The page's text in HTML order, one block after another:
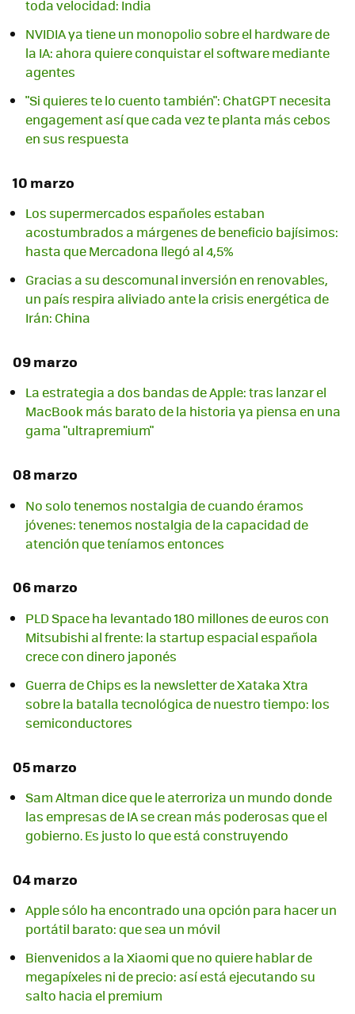
toda velocidad: India
NVIDIA ya tiene un monopolio sobre el hardware de
la IA: ahora quiere conquistar el software mediante
agentes
"Si quieres te lo cuento también": ChatGPT necesita
engagement así que cada vez te planta más cebos
en sus respuesta
10 marzo
Los supermercados españoles estaban
acostumbrados a márgenes de beneficio bajísimos:
hasta que Mercadona llegó al 4,5%
Gracias a su descomunal inversión en renovables,
un país respira aliviado ante la crisis energética de
Irán: China
09 marzo
La estrategia a dos bandas de Apple: tras lanzar el
MacBook más barato de la historia ya piensa en una
gama "ultrapremium"
08 marzo
No solo tenemos nostalgia de cuando éramos
jóvenes: tenemos nostalgia de la capacidad de
atención que teníamos entonces
06 marzo
PLD Space ha levantado 180 millones de euros con
Mitsubishi al frente: la startup espacial española
crece con dinero japonés
Guerra de Chips es la newsletter de Xataka Xtra
sobre la batalla tecnológica de nuestro tiempo: los
semiconductores
05 marzo
Sam Altman dice que le aterroriza un mundo donde
las empresas de IA se crean más poderosas que el
gobierno. Es justo lo que está construyendo
04 marzo
Apple sólo ha encontrado una opción para hacer un
portátil barato: que sea un móvil
Bienvenidos a la Xiaomi que no quiere hablar de
megapíxeles ni de precio: así está ejecutando su
salto hacia el premium